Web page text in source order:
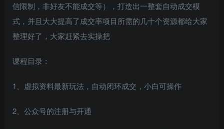
信限制，非好友不能成交等），打造出一整套自动成交模
式，并且大大提高了成交率项目所需的几十个资源都给大家
整理好了，大家赶紧去实操把
课程目录：
1、虚拟资料最新玩法，自动闭环成交，小白可操作
2、公众号的注册与开通